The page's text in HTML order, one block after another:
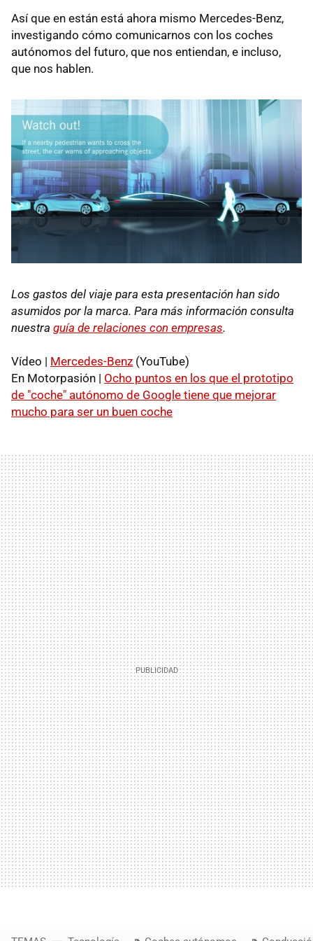
Así que en están está ahora mismo Mercedes-Benz,
investigando cómo comunicarnos con los coches
autónomos del futuro, que nos entiendan, e incluso,
que nos hablen.
Los gastos del viaje para esta presentación han sido
asumidos por la marca. Para más información consulta
nuestra guía de relaciones con empresas.
Vídeo | Mercedes-Benz (YouTube)
En Motorpasión | Ocho puntos en los que el prototipo
de "coche" autónomo de Google tiene que mejorar
mucho para ser un buen coche